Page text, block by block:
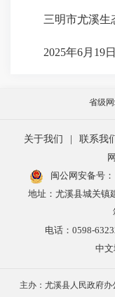
三明市尤溪生
2025年6月
省级
关于我们 联系我
闽公网安备号：
地址：尤溪县城关镇
电话：0598-
中
主办：尤溪县人民政府办